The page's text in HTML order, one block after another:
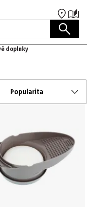
hlavný obsah
doplnky
Popularita